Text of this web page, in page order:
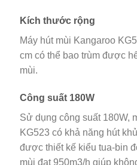
Kích thước rộng
Máy hút mùi Kangaroo
cm có thể bao trùm được
mùi.
Công suất 180W
Sử dụng công suất 180W,
KG523 có khả năng hút
được thiết kế kiểu tua-bin
mùi đạt 950m3/h giúp